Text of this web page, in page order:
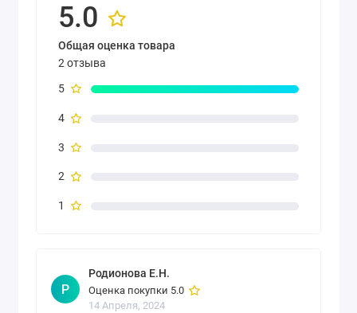
5.0
Общая оценка товара
2 отзыва
5
4
3
2
1
Р
Родионова Е.Н.
Оценка покупки 5.0
14 Апреля, 2024